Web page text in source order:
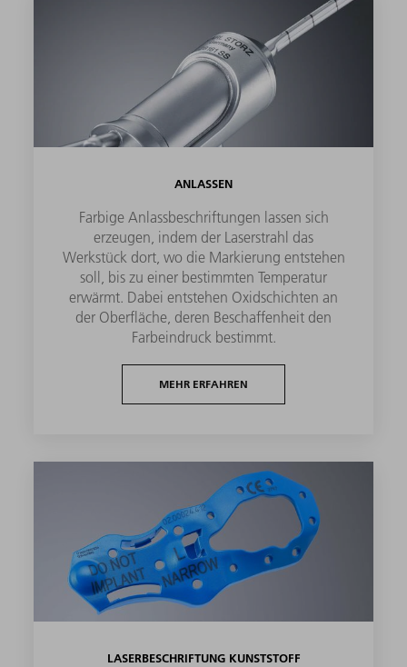
ANLASSEN
Farbige Anlassbeschriftungen lassen sich
erzeugen, indem der Laserstrahl das
Werkstück dort, wo die Markierung entstehen
soll, bis zu einer bestimmten Temperatur
erwärmt. Dabei entstehen Oxidschichten an
der Oberfläche, deren Beschaffenheit den
Farbeindruck bestimmt.
MEHR ERFAHREN
LASERBESCHRIFTUNG KUNSTSTOFF